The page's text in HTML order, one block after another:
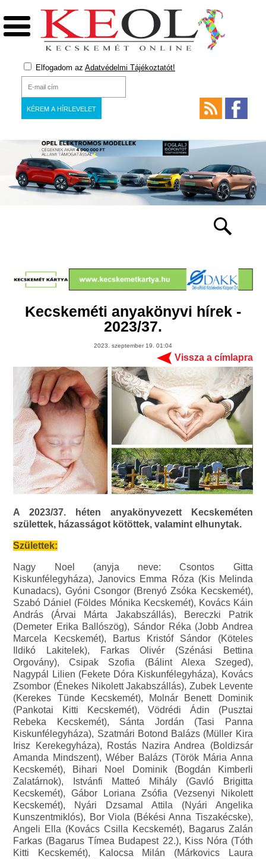
Elfogadom az Adatvédelmi Tájékoztatót!
Kecskeméti anyakönyvi hírek -
2023/37.
2023. szeptember 19. 01:04
Vissza a címlapra
A 2023/37. héten anyakönyvezett Kecskeméten
születtek, házasságot kötöttek, valamint elhunytak.
Születtek:
Nagy Noel (anyja neve: Csontos Gitta
Kiskunfélegyháza), Janovics Emma Róza (Kis Melinda
Kunadacs), Gyóni Csongor (Brenyó Zsóka Kecskemét),
Szabó Dániel (Földes Mónika Kecskemét), Kovács Káin
András (Árvai Márta Jakabszállás), Bereczki Patrik
(Demeter Erika Ballószög), Sándor Réka (Jobb Andrea
Marcela Kecskemét), Bartus Kristóf Sándor (Köteles
Ildikó Lakitelek), Farkas Olivér (Szénási Bettina
Orgovány), Csipak Szofia (Bálint Alexa Szeged),
Nagypál Lilien (Fekete Dóra Kiskunfélegyháza), Kovács
Zsombor (Énekes Nikolett Jakabszállás), Zubek Levente
(Kerekes Tünde Kecskemét), Molnár Benett Dominik
(Pankotai Kitti Kecskemét), Vödrédi Ádin (Pusztai
Rebeka Kecskemét), Sánta Jordán (Tasi Panna
Kiskunfélegyháza), Szatmári Botond Balázs (Müller Kira
Irisz Kerekegyháza), Rostás Nazira Andrea (Boldizsár
Amanda Mindszent), Wéber Balázs (Török Mária Anna
Kecskemét), Bihari Noel Dominik (Bogdán Kimberli
Zalatárnok), Istvánfi Matteó Mihály (Gavló Brigitta
Kecskemét), Gábor Loriana Zsófia (Vezsenyi Nikolett
Kecskemét), Nyári Dzsamal Attila (Nyári Angelika
Kunszentmiklós), Bor Viola (Békési Anna Tiszakécske),
Angeli Ella (Kovács Csilla Kecskemét), Bagarus Zalán
Farkas (Bagarus Tímea Budapest 22.), Kiss Nóra (Tóth
Kitti Kecskemét), Kalocsa Milán (Márkovics Laura